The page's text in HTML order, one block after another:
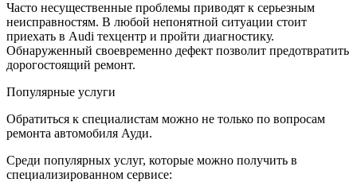
Часто несущественные проблемы приводят к серьезным
неисправностям. В любой непонятной ситуации стоит
приехать в Audi техцентр и пройти диагностику.
Обнаруженный своевременно дефект позволит предотвратить
дорогостоящий ремонт.
Популярные услуги
Обратиться к специалистам можно не только по вопросам
ремонта автомобиля Ауди.
Среди популярных услуг, которые можно получить в
специализированном сервисе: